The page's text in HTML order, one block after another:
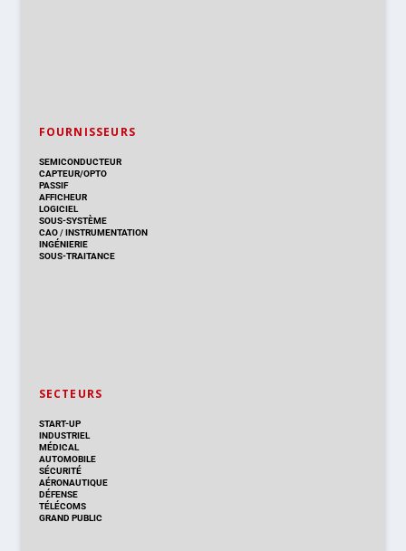
FOURNISSEURS
SEMICONDUCTEUR
CAPTEUR/OPTO
PASSIF
AFFICHEUR
LOGICIEL
SOUS-SYSTÈME
CAO/INSTRUMENTATION
INGÉNIERIE
SOUS-TRAITANCE
SECTEURS
START-UP
INDUSTRIEL
MÉDICAL
AUTOMOBILE
SÉCURITÉ
AÉRONAUTIQUE
DÉFENSE
TÉLÉCOMS
GRAND PUBLIC